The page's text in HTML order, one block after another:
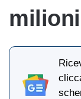
milioni